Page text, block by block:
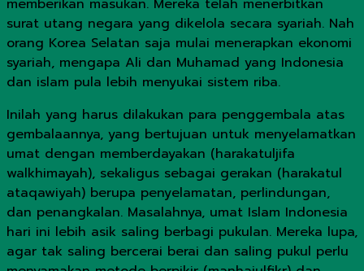
memberikan masukan. Mereka telah menerbitkan
surat utang negara yang dikelola secara syariah. Nah
orang Korea Selatan saja mulai menerapkan ekonomi
syariah, mengapa Ali dan Muhamad yang Indonesia
dan islam pula lebih menyukai sistem riba.
Inilah yang harus dilakukan para penggembala atas
gembalaannya, yang bertujuan untuk menyelamatkan
umat dengan memberdayakan (harakatuljifa
walkhimayah), sekaligus sebagai gerakan (harakatul
ataqawiyah) berupa penyelamatan, perlindungan,
dan penangkalan. Masalahnya, umat Islam Indonesia
hari ini lebih asik saling berbagi pukulan. Mereka lupa,
agar tak saling bercerai berai dan saling pukul perlu